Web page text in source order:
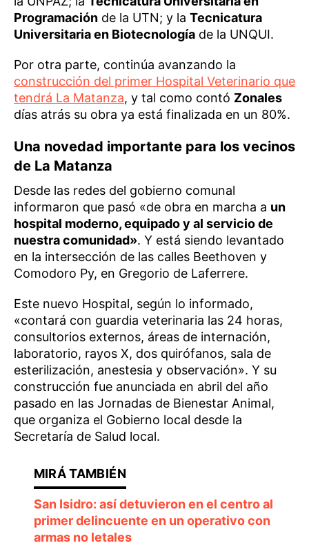
Programación de la UTN; y la Tecnicatura
Universitaria en Biotecnología de la UNQUI.
Por otra parte, continúa avanzando la
construcción del primer Hospital Veterinario que
tendrá La Matanza, y tal como contó Zonales
días atrás su obra ya está finalizada en un 80%.
Una novedad importante para los vecinos
de La Matanza
Desde las redes del gobierno comunal
informaron que pasó «de obra en marcha a un
hospital moderno, equipado y al servicio de
nuestra comunidad». Y está siendo levantado
en la intersección de las calles Beethoven y
Comodoro Py, en Gregorio de Laferrere.
Este nuevo Hospital, según lo informado,
«contará con guardia veterinaria las 24 horas,
consultorios externos, áreas de internación,
laboratorio, rayos X, dos quirófanos, sala de
esterilización, anestesia y observación». Y su
construcción fue anunciada en abril del año
pasado en las Jornadas de Bienestar Animal,
que organiza el Gobierno local desde la
Secretaría de Salud local.
San Isidro: así detuvieron en el centro al
primer delincuente en un operativo con
armas no letales